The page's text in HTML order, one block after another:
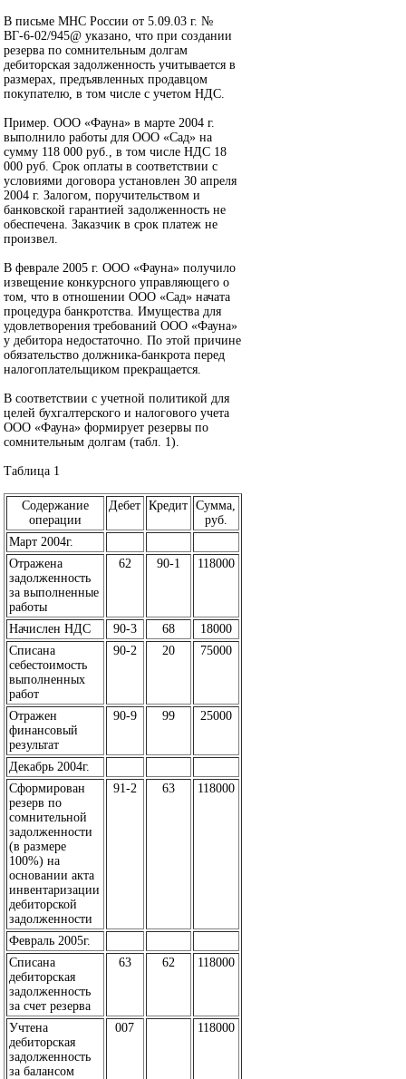
В письме МНС России от 5.09.03 г. №
ВГ-6-02/945@ указано, что при создании
резерва по сомнительным долгам
дебиторская задолженность учитывается в
размерах, предъявленных продавцом
покупателю, в том числе с учетом НДС.
Пример. ООО «Фауна» в марте 2004 г.
выполнило работы для ООО «Сад» на
сумму 118 000 руб., в том числе НДС 18
000 руб. Срок оплаты в соответствии с
условиями договора установлен 30 апреля
2004 г. Залогом, поручительством и
банковской гарантией задолженность не
обеспечена. Заказчик в срок платеж не
произвел.
В феврале 2005 г. ООО «Фауна» получило
извещение конкурсного управляющего о
том, что в отношении ООО «Сад» начата
процедура банкротства. Имущества для
удовлетворения требований ООО «Фауна»
у дебитора недостаточно. По этой причине
обязательство должника-банкрота перед
налогоплательщиком прекращается.
В соответствии с учетной политикой для
целей бухгалтерского и налогового учета
ООО «Фауна» формирует резервы по
сомнительным долгам (табл. 1).
Таблица 1
Содержание
операции
Дебет Кредит
Сумма,
руб.
Март 2004г.
Отражена
задолженность
за выполненные
работы
62 90-1 118000
Начислен НДС 90-3 68
18000
Списана
себестоимость
выполненных
работ
90-2 20 75000
Отражен
финансовый
результат
90-9 99 25000
Декабрь 2004г.
Сформирован
резерв по
сомнительной
задолженности
(в размере
100%) на
основании акта
инвентаризации
дебиторской
задолженности
91-2 63 118000
Февраль 2005г.
Списана
дебиторская
задолженность
за счет резерва
63 62 118000
Учтена
дебиторская
задолженность
за балансом
007 118000